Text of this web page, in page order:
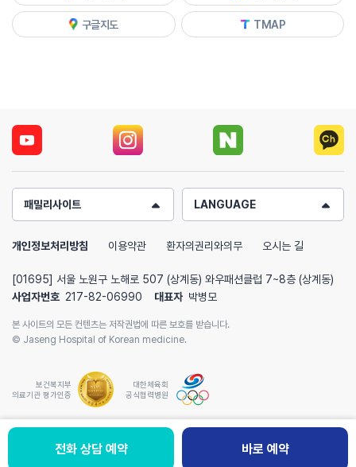
전화 상담예약 바로 예약
구글지도 TMAP
패밀리사이트 LANGUAGE
개인정보처리방침 이용약관 환자의권리와의무 오시는 길
[01695] 서울 노원구 노해로 507 (상계동) 와우패션클럽 7~8층 (상계동)
사업자번호 217-82-06990 대표자 박병모
본 사이트의 모든 컨텐츠는 저작권법에 따른 보호를 받습니다.
© Jaseng Hospital of Korean medicine.
보건복지부
의료기관 평가인증
대한체육회
공식협력병원
전화 상담 예약 바로 예약